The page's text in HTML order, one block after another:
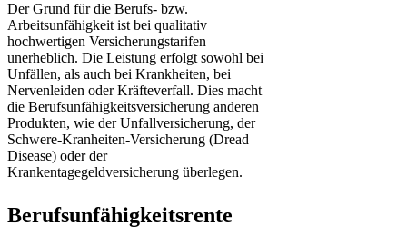
Der Grund für die Berufs- bzw.
Arbeitsunfähigkeit ist bei qualitativ
hochwertigen Versicherungstarifen
unerheblich. Die Leistung erfolgt sowohl bei
Unfällen, als auch bei Krankheiten, bei
Nervenleiden oder Kräfteverfall. Dies macht
die Berufsunfähigkeitsversicherung anderen
Produkten, wie der Unfallversicherung, der
Schwere-Kranheiten-Versicherung (Dread
Disease) oder der
Krankentagegeldversicherung überlegen.
Berufsunfähigkeitsrente